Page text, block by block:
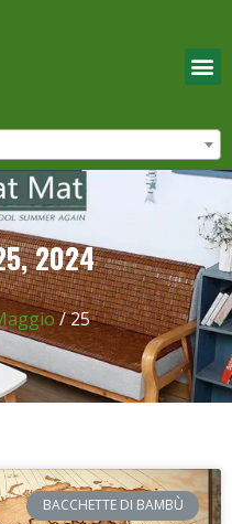
2024
/ 25
BACCHETTE DI BAMBÙ